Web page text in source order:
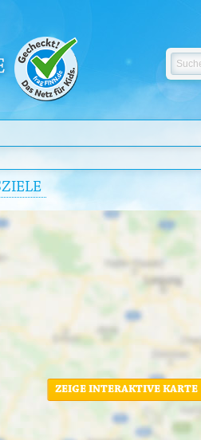
ZEIGE INTERAKTIVE KARTE